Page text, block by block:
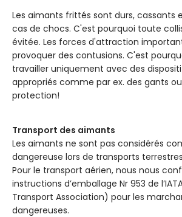
Les aimants frittés sont durs, cassants
cas de chocs. C'est pourquoi toute
évitée. Les forces d'attraction
provoquer des contusions. C'est
travailler uniquement avec des
appropriés comme par ex. des gants
protection!
Transport des aimants
Les aimants ne sont pas considérés
dangereuse lors de transports
Pour le transport aérien, nous nous
instructions d’emballage Nr 953 de
Transport Association) pour les
dangereuses.